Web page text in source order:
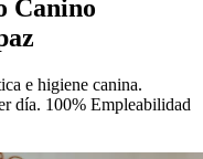
Canino
e higiene canina.
día. 100% Empleabilidad